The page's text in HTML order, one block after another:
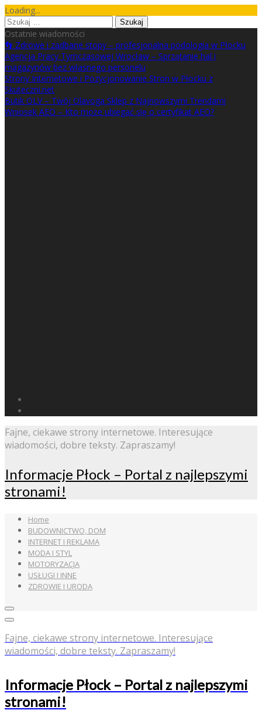
Skip
to
content
Loading...
Szukaj:
Ostatnie wiadomości
👣 Zdrowe i zadbane stopy – profesjonalna podologia w Płocku
Agencja Pracy Tymczasowej Wrocław – Sprzątanie hal i
magazynów bez własnego personelu
Strony Internetowe i Pozycjonowanie Stron w Płocku z
Skuteczni.net
Butik OLV – Twój Olavoga Sklep z Najnowszymi Trendami
Wniosek AEO – Kto może ubiegać się o certyfikat AEO?
Fajne, ciekawe strony internetowe. Interesujące
wiadomości, dobre teksty. Zapraszamy!
Informacje Płock – Portal z najlepszymi
stronami!
Home
BUDOWNICTWO, DOM
INTERNET I REKLAMA
MODA I STYL
MOTORYZACJA
USŁUGI I INNE
ZDROWIE I URODA
Fajne, ciekawe strony internetowe. Interesujące
wiadomości, dobre teksty. Zapraszamy!
Informacje Płock – Portal z najlepszymi
stronami!